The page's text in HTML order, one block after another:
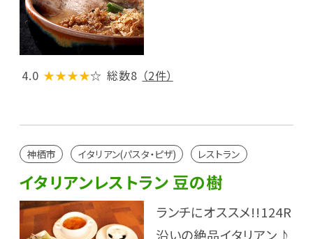
4.0 ★★★★☆ 総数8 （2件）
神栖市 イタリアン(パスタ・ピザ) レストラン
イタリアンレストラン 豆の樹
ランチにオススメ!!124R
沿いの絶品イタリアン♪